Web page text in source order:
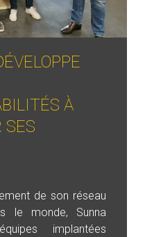
À
SES
de son réseau
le monde, Sunna
implantées